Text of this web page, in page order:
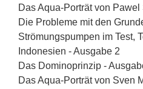
Das Aqua-Porträt von
Die Probleme mit den
Strömungspumpen im Test,
Indonesien - Ausgabe 2
Das Dominoprinzip -
Das Aqua-Porträt von Sven